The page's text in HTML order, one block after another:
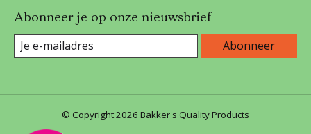
Abonneer je op onze nieuwsbrief
Abonneer
© Copyright 2026 Bakker's Quality Products